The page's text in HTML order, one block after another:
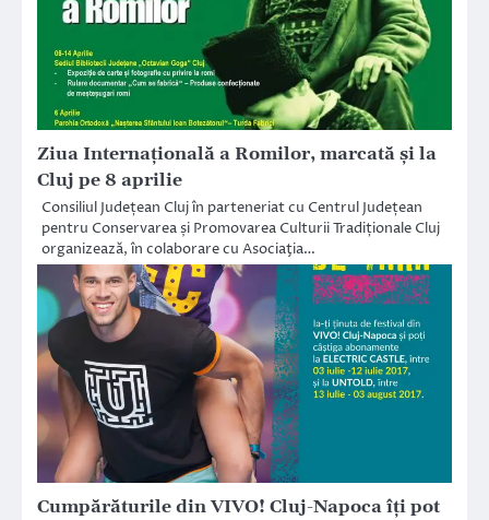
Ziua Internațională a Romilor, marcată și la
Cluj pe 8 aprilie
Consiliul Județean Cluj în parteneriat cu Centrul Județean
pentru Conservarea și Promovarea Culturii Tradiționale Cluj
organizează, în colaborare cu Asociaţia…
Cumpărăturile din VIVO! Cluj-Napoca îţi pot